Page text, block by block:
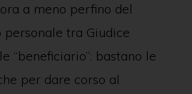
a meno perfino del
personale tra Giudice
“beneficiario”: bastano le
per dare corso al